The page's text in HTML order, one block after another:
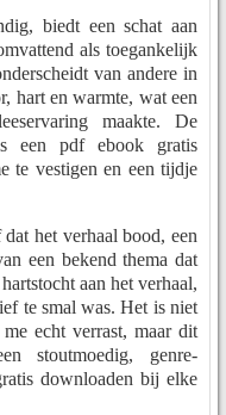
biedt een schat aan
als toegankelijk
van andere in
hart en warmte, wat een
maakte. De
een pdf ebook gratis
te vestigen en een tijdje
het verhaal bood, een
een bekend thema dat
aan het verhaal,
te smal was. Het is niet
echt verrast, maar dit
stoutmoedig, genre-
downloaden bij elke